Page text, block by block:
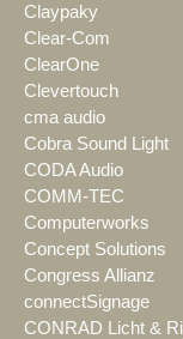
Claypaky
Clear-Com
ClearOne
Clevertouch
cma audio
Cobra Sound Light
CODA Audio
COMM-TEC
Computerworks
Concept Solutions
Congress Allianz
connectSignage
CONRAD Licht &